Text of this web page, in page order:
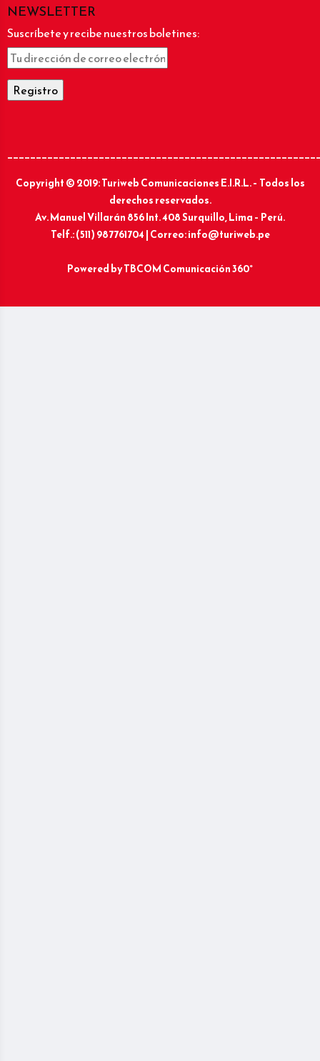
NEWSLETTER
Suscríbete y recibe nuestros boletines:
Copyright © 2019: Turiweb Comunicaciones E.I.R.L. – Todos los
derechos reservados.
Av. Manuel Villarán 856 Int. 408 Surquillo, Lima – Perú.
Telf.: (511) 987761704 | Correo: info@turiweb.pe
Powered byTBCOM Comunicación 360°